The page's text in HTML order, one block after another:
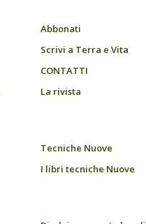
Abbonati
Scrivi a Terra e Vita
CONTATTI
La rivista
Tecniche Nuove
I libri tecniche Nuove